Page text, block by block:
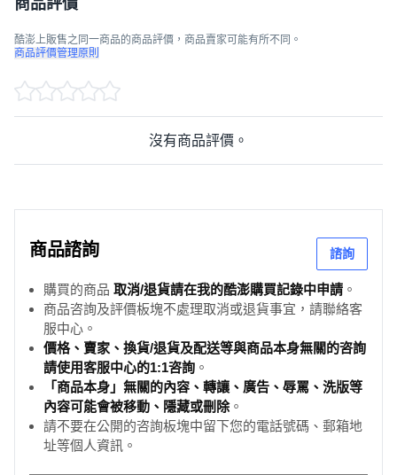
酷澎上販售之同一商品的商品評價，商品賣家可能有所不同。
商品評價管理原則
沒有商品評價。
商品諮詢 諮詢
購買的商品 取消/退貨請在我的酷澎購買記錄中申請 。
商品咨詢及評價板塊不處理取消或退貨事宜，請聯絡客
服中心。
價格、賣家、換貨/退貨及配送等與商品本身無關的咨詢
請使用客服中心的1:1咨詢 。
「商品本身」無關的內容、轉讓、廣告、辱罵、洗版等
內容可能會被移動、隱藏或刪除。
請不要在公開的咨詢板塊中留下您的電話號碼、郵箱地
址等個人資訊。